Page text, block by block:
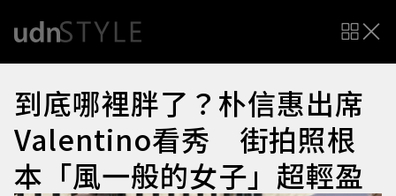
到底哪裡胖了？朴信惠出席
Valentino看秀 街拍照根
本「風一般的女子」超輕盈